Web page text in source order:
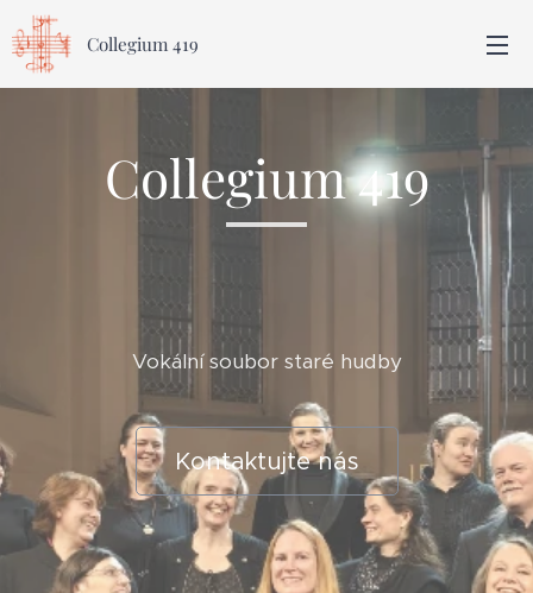
Collegium 419
Collegium 419
Vokální soubor staré hudby
Kontaktujte nás